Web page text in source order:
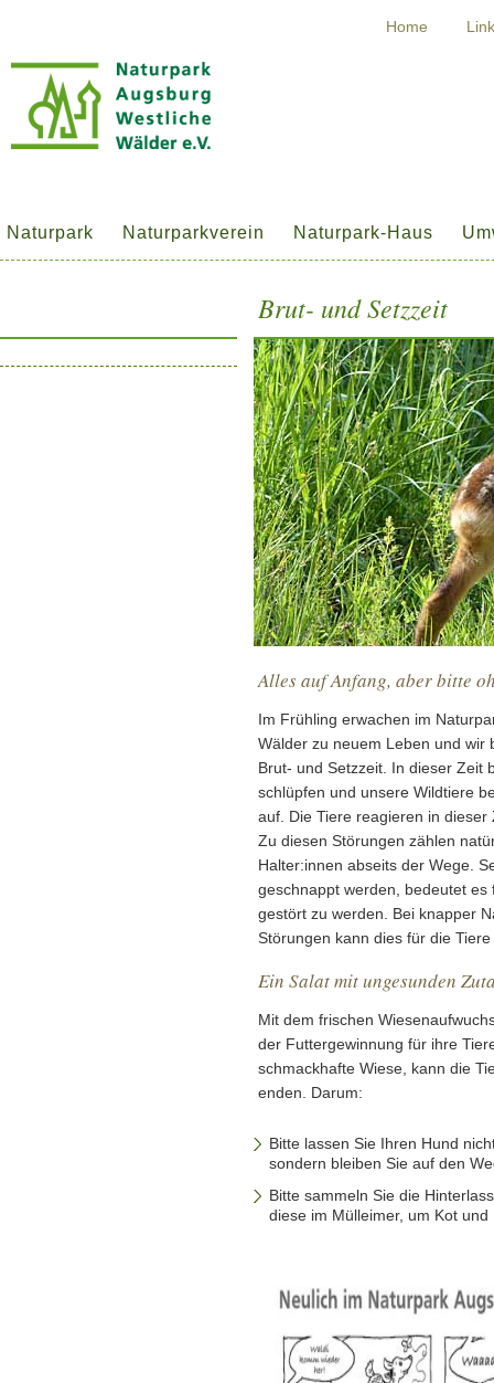
Home
Naturpark Naturparkverein Naturpark-Haus
Brut- und Setzzeit
Alles auf Anfang, aber bitte
Im Frühling erwachen im
Wälder zu neuem Leben und wir
Brut- und Setzzeit. In dieser Zeit
schlüpfen und unsere Wildtiere
auf. Die Tiere reagieren in
Zu diesen Störungen zählen
Halter:innen abseits der Wege.
geschnappt werden, bedeutet
gestört zu werden. Bei knapper
Störungen kann dies für die
Ein Salat mit ungesunden
Mit dem frischen
der Futtergewinnung für ihre
schmackhafte Wiese, kann die
enden. Darum:
Bitte lassen Sie Ihren Hund
sondern bleiben Sie auf den
Bitte sammeln Sie die
diese im Mülleimer, um Kot